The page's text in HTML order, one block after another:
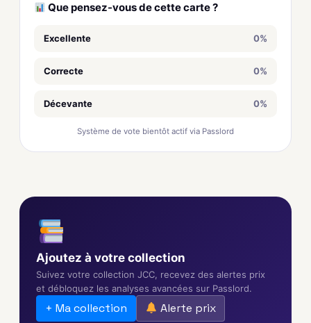
Que pensez-vous de cette carte ?
Excellente 0%
Correcte 0%
Décevante 0%
Système de vote bientôt actif via Passlord
Ajoutez à votre collection
Suivez votre collection JCC, recevez des alertes prix
et débloquez les analyses avancées sur Passlord.
+ Ma collection Alerte prix